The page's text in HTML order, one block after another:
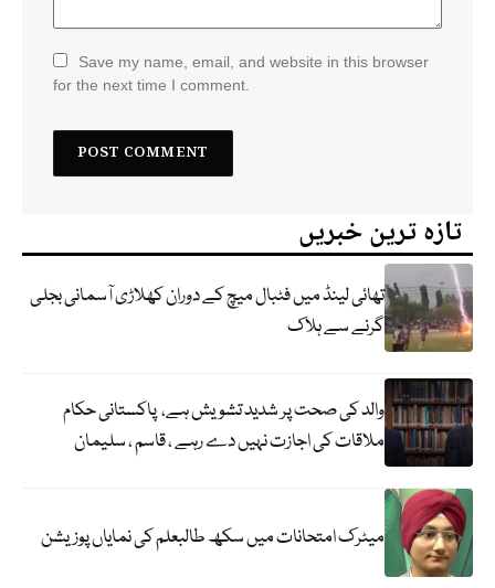
Save my name, email, and website in this browser
for the next time I comment.
تازہ ترین خبریں
تھائی لینڈ میں فٹبال میچ کے دوران کھلاڑی آسمانی بجلی
گرنے سے ہلاک
والد کی صحت پر شدید تشویش ہے، پاکستانی حکام
ملاقات کی اجازت نہیں دے رہے ، قاسم ، سلیمان
میٹرک امتحانات میں سکھ طالبعلم کی نمایاں پوزیشن